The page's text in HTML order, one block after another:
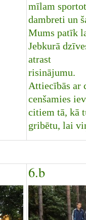
mīlam
dambreti un
Mums patīk
Jebkurā
atrast
risinājumu.
Attiecībās ar
cenšamies
citiem tā, kā
gribētu, lai
6.b